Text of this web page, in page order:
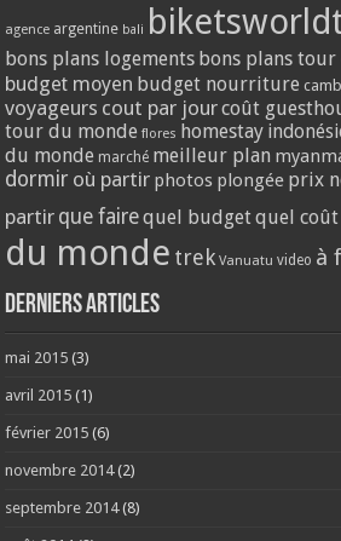
agence argentine bali
bons plans logements bons plans
budget moyen budget nourriture
voyageurs cout par jourcoût
tour du monde flores homestay
du monde marché meilleur plan
dormir où partir photos plongée prix
partir que fairequel budgetquel coût
du monde trek Vanuatu video à
Derniers articles
mai 2015 (3)
avril 2015 (1)
février 2015 (6)
novembre 2014(2)
septembre 2014(8)